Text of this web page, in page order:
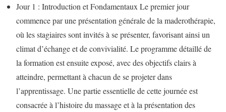
Jour 1 : Introduction et Fondamentaux Le premier jour
commence par une présentation générale de la maderothérapie,
où les stagiaires sont invités à se présenter, favorisant ainsi un
climat d’échange et de convivialité. Le programme détaillé de
la formation est ensuite exposé, avec des objectifs clairs à
atteindre, permettant à chacun de se projeter dans
l’apprentissage. Une partie essentielle de cette journée est
consacrée à l’histoire du massage et à la présentation des